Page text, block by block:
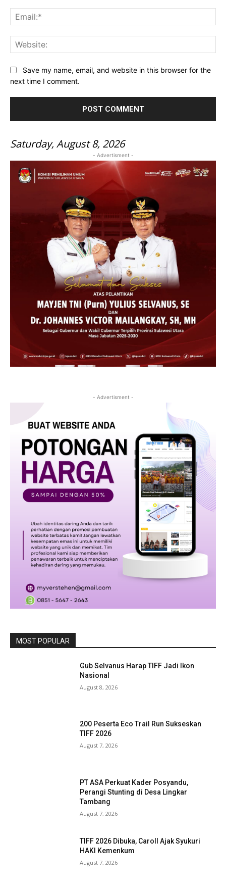
Save my name, email, and website in this browser for the
next time I comment.
Saturday, August 8, 2026
- Advertisment -
- Advertisment -
MOST POPULAR
Gub Selvanus Harap TIFF Jadi Ikon
Nasional
August 8, 2026
200 Peserta Eco Trail Run Sukseskan
TIFF 2026
August 7, 2026
PT ASA Perkuat Kader Posyandu,
Perangi Stunting di Desa Lingkar
Tambang
August 7, 2026
TIFF 2026 Dibuka, Caroll Ajak Syukuri
HAKI Kemenkum
August 7, 2026